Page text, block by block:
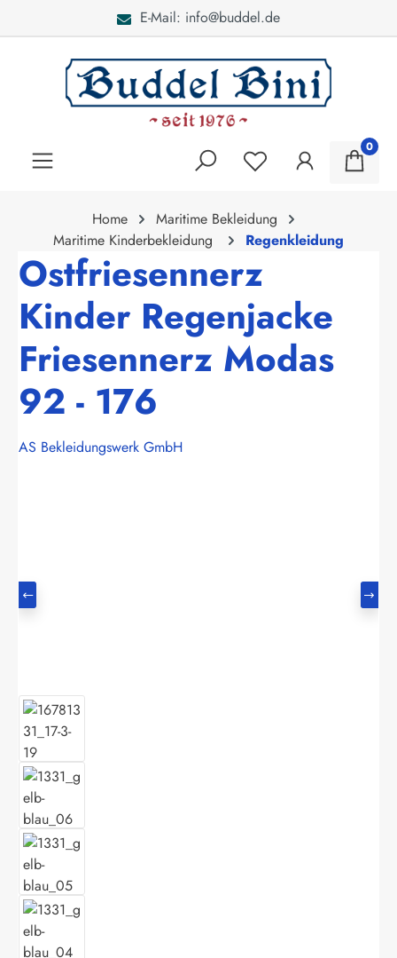
E-Mail: info@buddel.de
0
Home
Maritime Bekleidung
Maritime Kinderbekleidung
Regenkleidung
Ostfriesennerz
Kinder Regenjacke
Friesennerz Modas
92 - 176
AS Bekleidungswerk GmbH